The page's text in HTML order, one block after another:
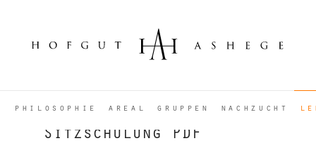
philosophie areal gruppen nachzucht
Sitzschulung PDF